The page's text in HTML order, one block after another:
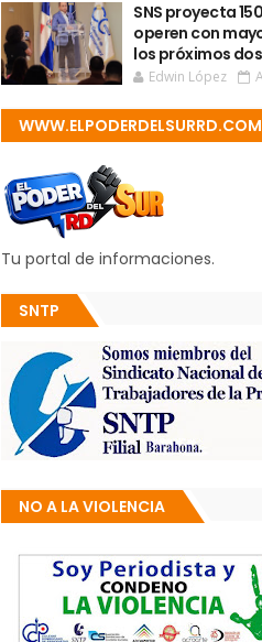
SNS proyecta
operen con
los próximos
Edwin López
WWW.ELPODERDELSURRD.COM
Tu portal de informaciones.
SNTP
NO A LA VIOLENCIA